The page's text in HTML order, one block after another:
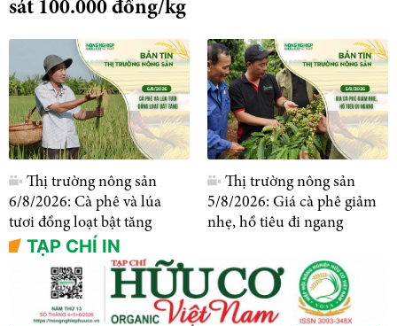
sát 100.000 đồng/kg
Thị trường nông sản
6/8/2026: Cà phê và lúa
tươi đồng loạt bật tăng
Thị trường nông sản
5/8/2026: Giá cà phê giảm
nhẹ, hồ tiêu đi ngang
TẠP CHÍ IN